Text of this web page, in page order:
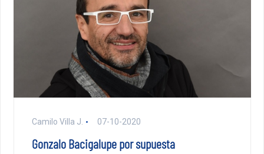
Camilo Villa J. 07-10-2020
Gonzalo Bacigalupe por supuesta